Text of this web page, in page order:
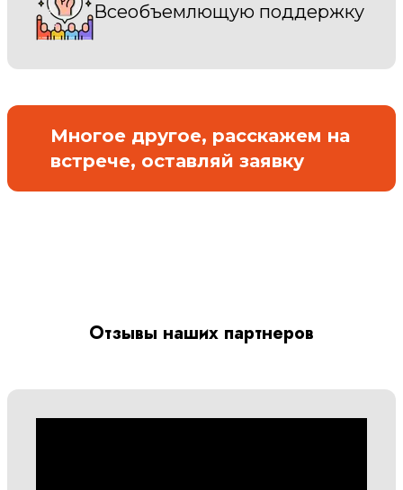
Всеобъемлющую поддержку
Многое другое, расскажем на
встрече, оставляй заявку
Отзывы наших партнеров